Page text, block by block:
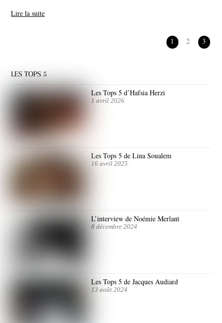
Lire la suite
1 2 3
LES TOPS 5
Les Tops 5 d’Hafsia Herzi
1 avril 2026
Les Tops 5 de Lina Soualem
16 avril 2025
L’interview de Noémie Merlant
8 décembre 2024
Les Tops 5 de Jacques Audiard
13 août 2024